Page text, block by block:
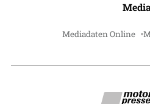
Mediadaten Online